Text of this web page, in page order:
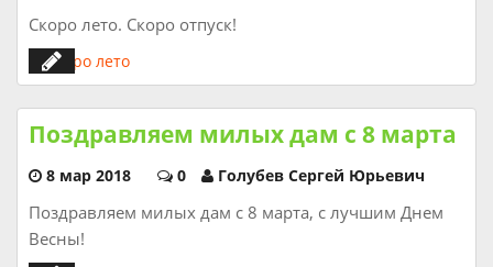
Скоро лето. Скоро отпуск!
Поздравляем милых дам с 8 марта
8 мар 2018 0 Голубев Сергей Юрьевич
Поздравляем милых дам с 8 марта, с лучшим Днем
Весны!